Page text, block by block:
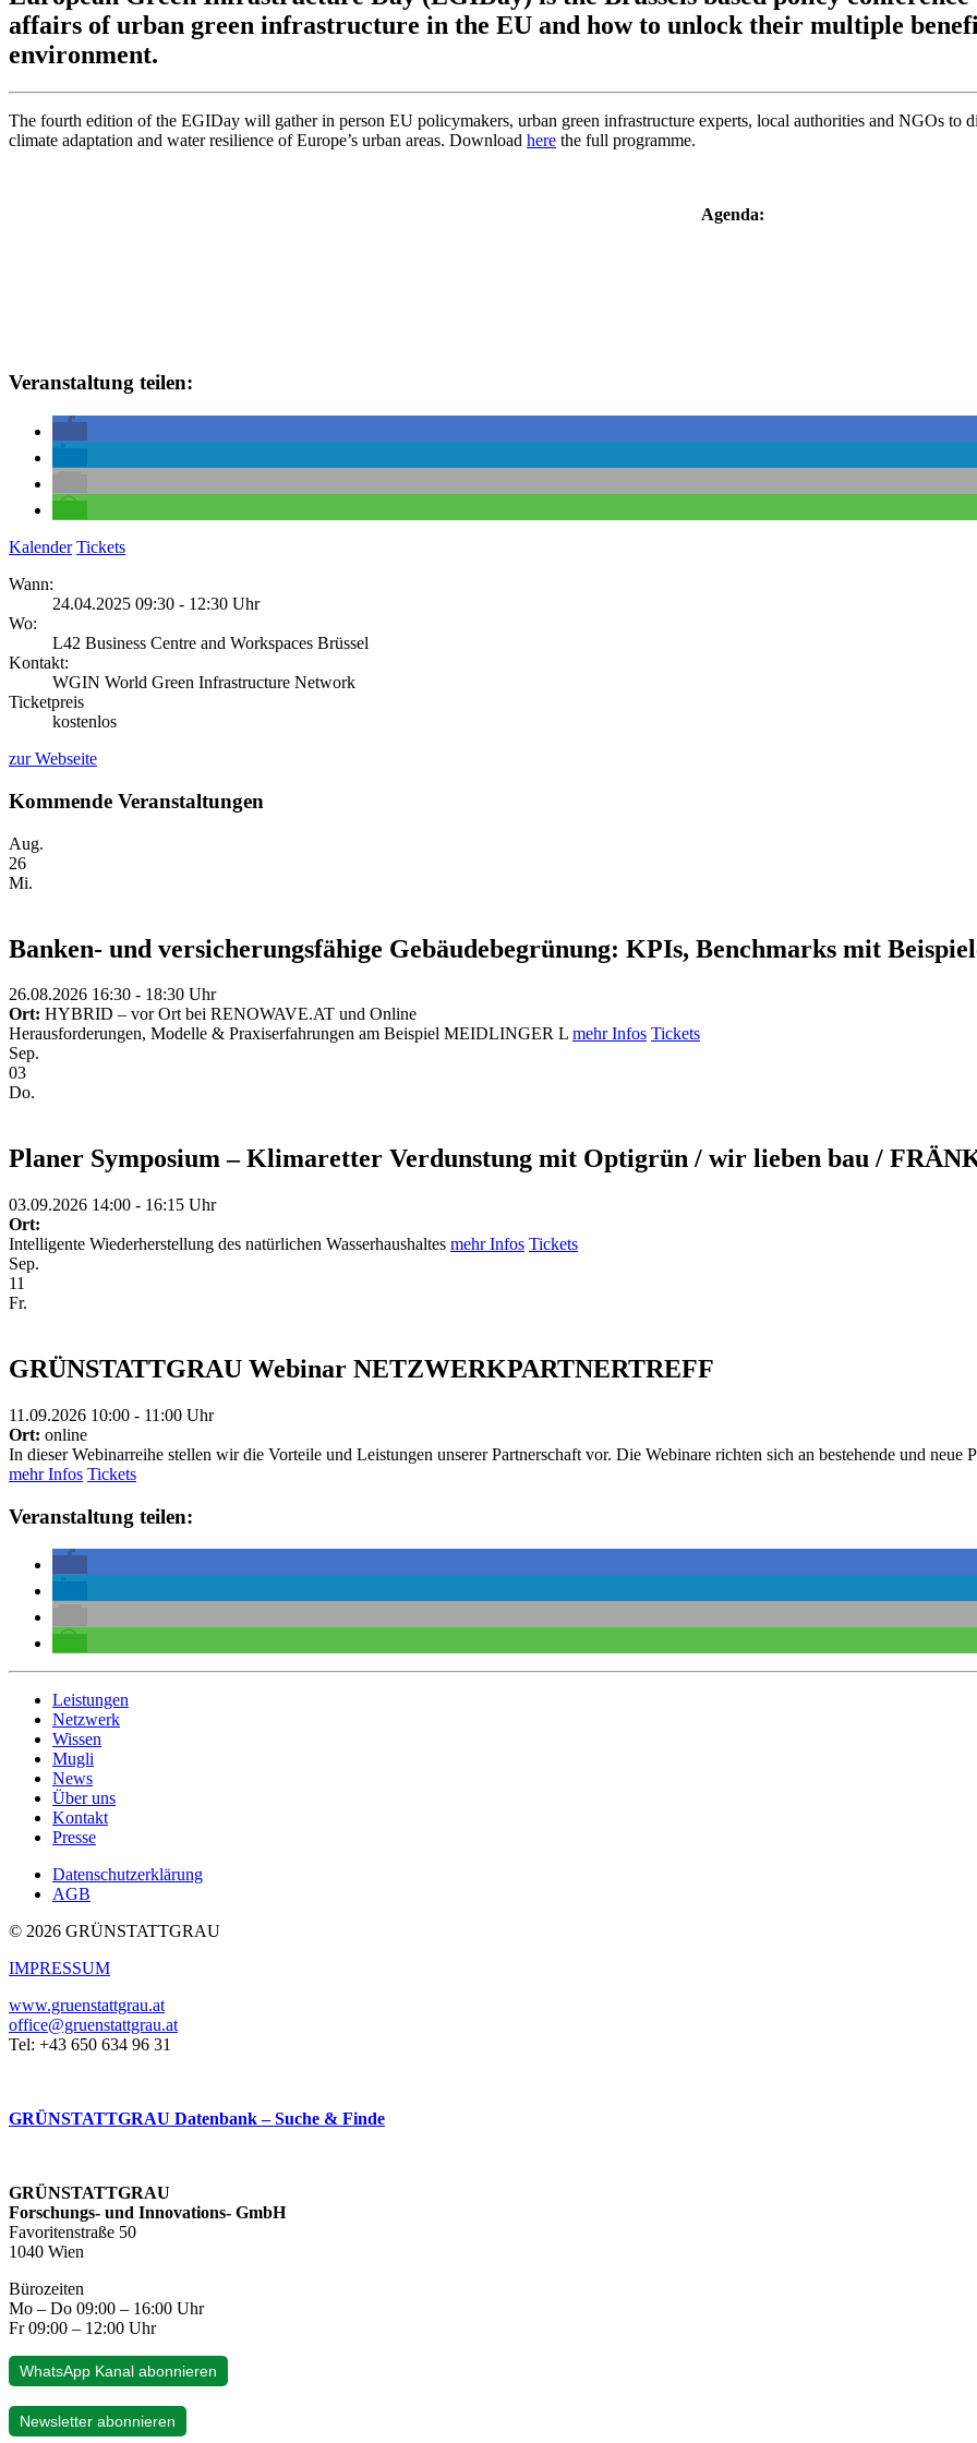
affairs of urban green infrastructure in the EU and how to unlock their multiple
environment.
The fourth edition of the EGIDay will gather in person EU policymakers, urban green infrastructure experts, local authorities and NGOs to
climate adaptation and water resilience of Europe’s urban areas. Download here the full programme.
Agenda:
Veranstaltung teilen:
Kalender Tickets
Wann:
24.04.2025 09:30 - 12:30 Uhr
Wo:
L42 Business Centre and Workspaces Brüssel
Kontakt:
WGIN World Green Infrastructure Network
Ticketpreis
kostenlos
zur Webseite
Kommende Veranstaltungen
Aug.
26
Mi.
Banken- und versicherungsfähige Gebäudebegrünung: KPIs, Benchmarks mit
26.08.2026 16:30 - 18:30 Uhr
Ort: HYBRID – vor Ort bei RENOWAVE.AT und Online
Herausforderungen, Modelle & Praxiserfahrungen am Beispiel MEIDLINGER L mehr Infos Tickets
Sep.
03
Do.
Planer Symposium – Klimaretter Verdunstung mit Optigrün / wir lieben bau /
03.09.2026 14:00 - 16:15 Uhr
Ort:
Intelligente Wiederherstellung des natürlichen Wasserhaushaltes mehr Infos Tickets
Sep.
11
Fr.
GRÜNSTATTGRAU Webinar NETZWERKPARTNERTREFF
11.09.2026 10:00 - 11:00 Uhr
Ort: online
In dieser Webinarreihe stellen wir die Vorteile und Leistungen unserer Partnerschaft vor. Die Webinare richten sich an bestehende und neue
mehr Infos Tickets
Veranstaltung teilen:
Leistungen
Netzwerk
Wissen
Mugli
News
Über uns
Kontakt
Presse
Datenschutzerklärung
AGB
© 2026 GRÜNSTATTGRAU
IMPRESSUM
www.gruenstattgrau.at
office@gruenstattgrau.at
Tel: +43 650 634 96 31
GRÜNSTATTGRAU Datenbank – Suche & Finde
GRÜNSTATTGRAU
Forschungs- und Innovations- GmbH
Favoritenstraße 50
1040 Wien
Bürozeiten
Mo – Do 09:00 – 16:00 Uhr
Fr 09:00 – 12:00 Uhr
WhatsApp Kanal abonnieren
Newsletter abonnieren